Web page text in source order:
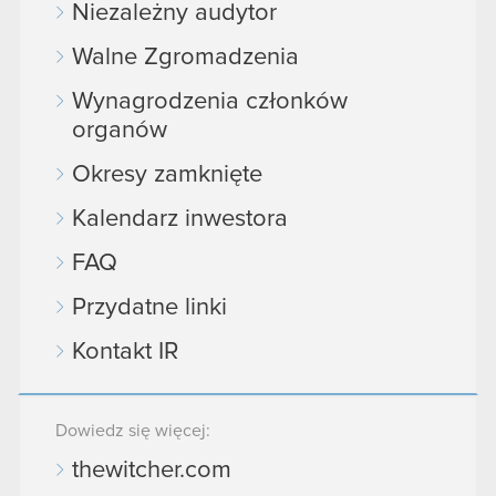
Niezależny audytor
Walne Zgromadzenia
Wynagrodzenia członków
organów
Okresy zamknięte
Kalendarz inwestora
FAQ
Przydatne linki
Kontakt IR
Dowiedz się więcej:
thewitcher.com